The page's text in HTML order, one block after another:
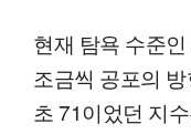
현재 탐욕 수준
조금씩 공포의
초 71이었던 지